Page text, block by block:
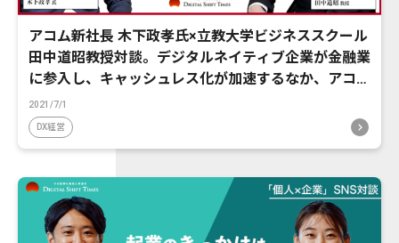
アコム新社長 木下政孝氏×立教大学ビジネススクール
田中道昭教授対談。デジタルネイティブ企業が金融業
に参入し、キャッシュレス化が加速するなか、アコム
が描く未来戦略とは
2021/7/1
DX経営